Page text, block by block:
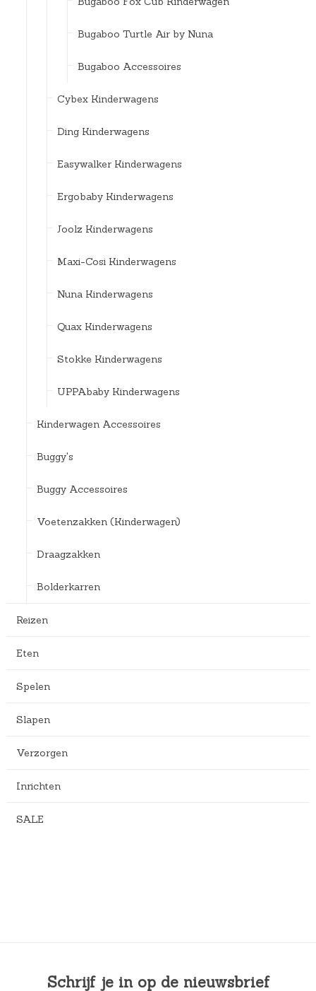
Bugaboo Turtle Air by Nuna
Bugaboo Accessoires
Cybex Kinderwagens
Ding Kinderwagens
Easywalker Kinderwagens
Ergobaby Kinderwagens
Joolz Kinderwagens
Maxi-Cosi Kinderwagens
Nuna Kinderwagens
Quax Kinderwagens
Stokke Kinderwagens
UPPAbaby Kinderwagens
Kinderwagen Accessoires
Buggy's
Buggy Accessoires
Voetenzakken (Kinderwagen)
Draagzakken
Bolderkarren
Reizen
Eten
Spelen
Slapen
Verzorgen
Inrichten
SALE
Schrijf je in op de nieuwsbrief